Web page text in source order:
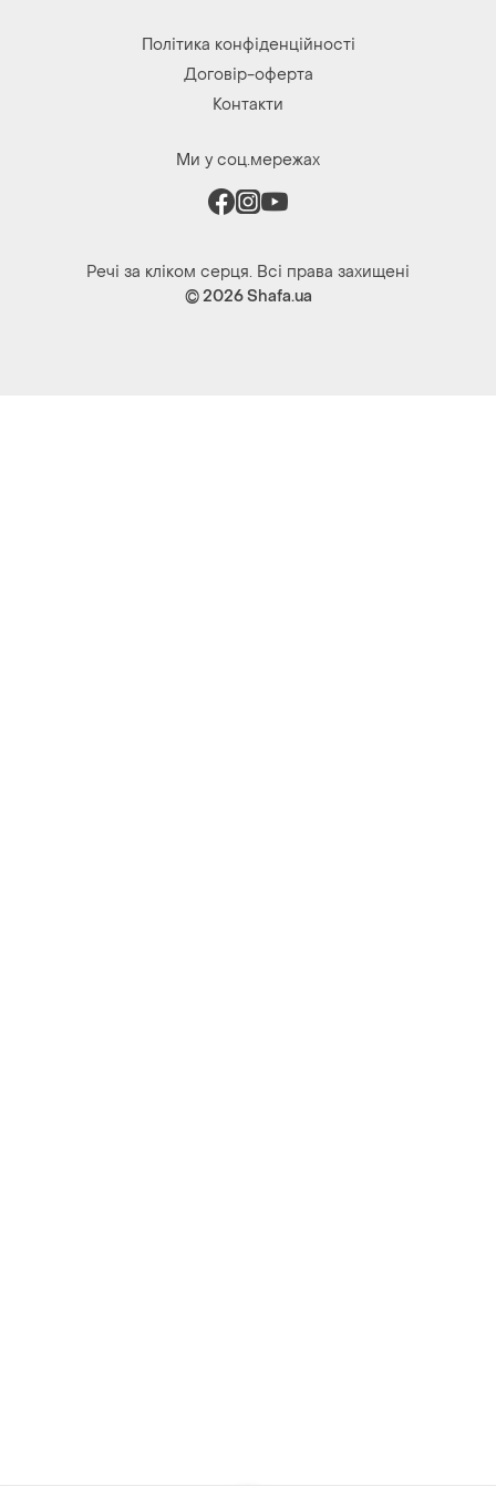
Політика конфіденційності
Договір-оферта
Контакти
Ми у соц.мережах
Речі за кліком серця. Всі права захищені
© 2026Shafa.ua